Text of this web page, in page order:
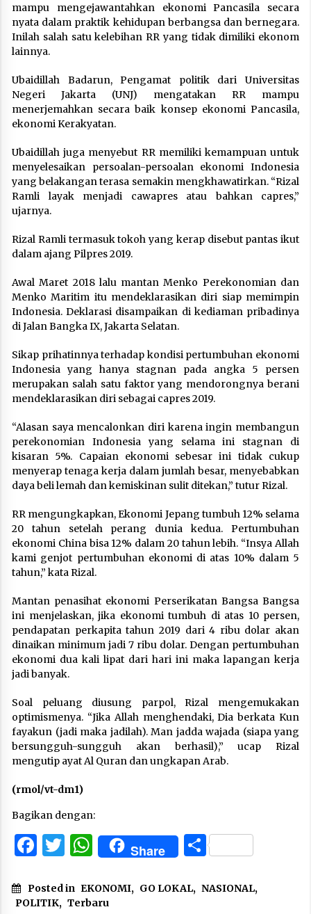
mampu mengejawantahkan ekonomi Pancasila secara
nyata dalam praktik kehidupan berbangsa dan bernegara.
Inilah salah satu kelebihan RR yang tidak dimiliki ekonom
lainnya.
Ubaidillah Badarun, Pengamat politik dari Universitas
Negeri Jakarta (UNJ) mengatakan RR mampu
menerjemahkan secara baik konsep ekonomi Pancasila,
ekonomi Kerakyatan.
Ubaidillah juga menyebut RR memiliki kemampuan untuk
menyelesaikan persoalan-persoalan ekonomi Indonesia
yang belakangan terasa semakin mengkhawatirkan. “Rizal
Ramli layak menjadi cawapres atau bahkan capres,”
ujarnya.
Rizal Ramli termasuk tokoh yang kerap disebut pantas ikut
dalam ajang Pilpres 2019.
Awal Maret 2018 lalu mantan Menko Perekonomian dan
Menko Maritim itu mendeklarasikan diri siap memimpin
Indonesia. Deklarasi disampaikan di kediaman pribadinya
di Jalan Bangka IX, Jakarta Selatan.
Sikap prihatinnya terhadap kondisi pertumbuhan ekonomi
Indonesia yang hanya stagnan pada angka 5 persen
merupakan salah satu faktor yang mendorongnya berani
mendeklarasikan diri sebagai capres 2019.
“Alasan saya mencalonkan diri karena ingin membangun
perekonomian Indonesia yang selama ini stagnan di
kisaran 5%. Capaian ekonomi sebesar ini tidak cukup
menyerap tenaga kerja dalam jumlah besar, menyebabkan
daya beli lemah dan kemiskinan sulit ditekan,” tutur Rizal.
RR mengungkapkan, Ekonomi Jepang tumbuh 12% selama
20 tahun setelah perang dunia kedua. Pertumbuhan
ekonomi China bisa 12% dalam 20 tahun lebih. “Insya Allah
kami genjot pertumbuhan ekonomi di atas 10% dalam 5
tahun,” kata Rizal.
Mantan penasihat ekonomi Perserikatan Bangsa Bangsa
ini menjelaskan, jika ekonomi tumbuh di atas 10 persen,
pendapatan perkapita tahun 2019 dari 4 ribu dolar akan
dinaikan minimum jadi 7 ribu dolar. Dengan pertumbuhan
ekonomi dua kali lipat dari hari ini maka lapangan kerja
jadi banyak.
Soal peluang diusung parpol, Rizal mengemukakan
optimismenya. “Jika Allah menghendaki, Dia berkata Kun
fayakun (jadi maka jadilah). Man jadda wajada (siapa yang
bersungguh-sungguh akan berhasil),” ucap Rizal
mengutip ayat Al Quran dan ungkapan Arab.
(rmol/vt-dm1)
Bagikan dengan:
Facebook
Twitter
WhatsApp
Share Share
Posted in EKONOMI, GO LOKAL, NASIONAL,
POLITIK, Terbaru